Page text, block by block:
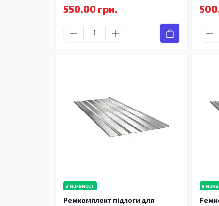
550.00 грн.
в наявності
Ремкомплект підлоги для
в